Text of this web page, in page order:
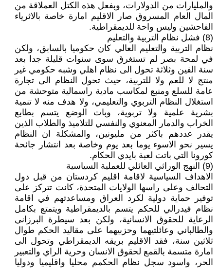
والمليارات من الدولارات، وبفعل هذه الكتل العملاقة من
المال العام المسروق صار الاقليم امارة خاصة بالاثرياء
الفاحشين وليس واحة للديمقراطية.
(8) فشل نظام التربية والتعليم
نظام التربية والتعليم العالي كان حكوميا بالسابق، ولكن
في لمحة بصر لم تستغرق سوى سنوات قليلة جدا بعد
سنة الفين وثلاثة تحول الى نظام اهلي وشبه حكومي غير
منتج لا للعم ولا للتربية، حيث تحول النظام الى تجارة
عامة للسلع ومنبع لمكاسب مادية راسمالية متوحشة من
استغلال النظام التربوي والتعليمي، ولا هدف منه لا تنمية
بشرية علمية ولا تربوية، وبات الوضع يتسم بطابع
الخراب والدمار المعنوي والنفسي للتلاميذ والطلاب الذين
يقدر عددهم باكثر من مليونين، والمشكلة ان النظام
يسير نحو الاسوء يوما بعد يوم وخاصة بعد انتشار جائحة
كورونا التي باتت لعبة بايدي الحكام.
(9) النهج الوراثي العائلي للعملية السياسية
الاهداف السياسية لاقامة اقليم كردستان من قبل دول
التحالف وعلى راسها الولايات المتحدة، كانت تتركز على
توفير حماية دولية لكرد العراق ومساعدتهم في اقامة
نظام فيدرالي للحكم يتسم بالديمقراطية ويتمتع بكامل
الرعاية للحقوق الانسانية، ولكن بعد سيطرة البرزاني
والطالباني وعائلتيهما وحزبيهما على مقاليد الحكم طوال
ثلاثين سنة، فقد الاقليم بريقه الديمقراطي وتحول الى
امارة متسمة بالقمع لحقوق الانسان وحرية الراي والتعبير
الحر، واسود سجل نظام الحكمم محليا واقليميا ودوليا